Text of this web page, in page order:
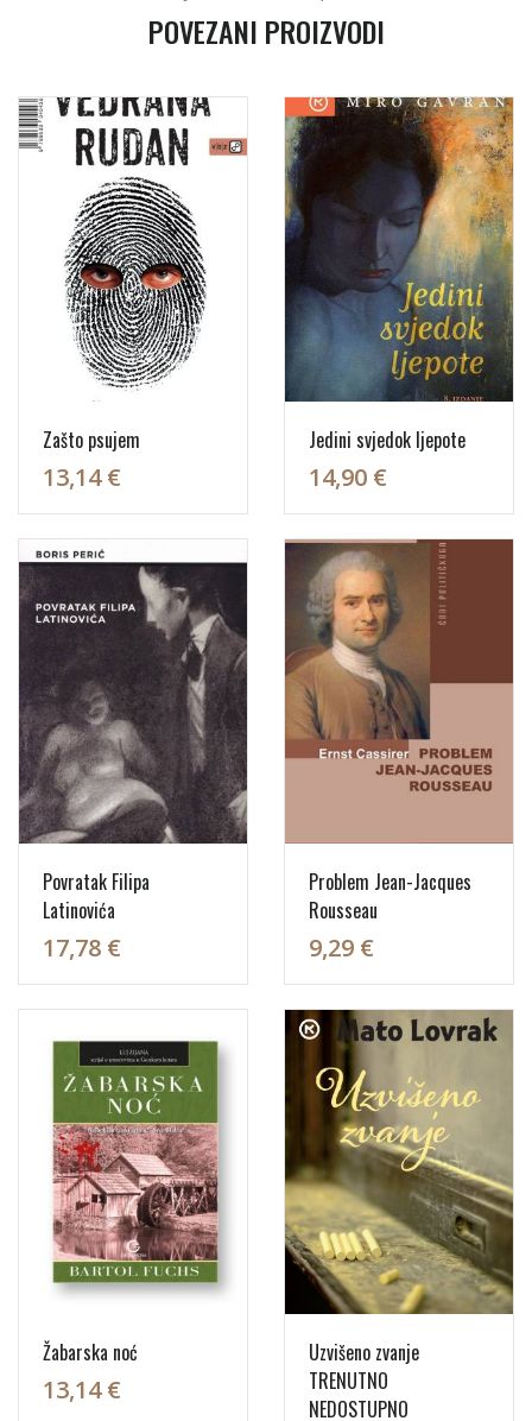
POVEZANI PROIZVODI
Zašto psujem
13,14 €
Jedini svjedok ljepote
14,90 €
Povratak Filipa
Latinovića
17,78 €
Problem Jean-Jacques
Rousseau
9,29 €
Žabarska noć
13,14 €
Uzvišeno zvanje
TRENUTNO
NEDOSTUPNO